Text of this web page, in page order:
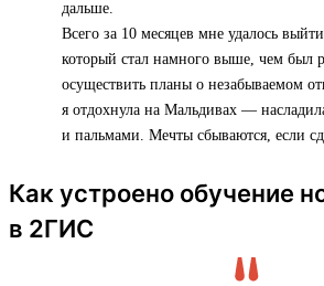
дальше.
Всего за 10 месяцев мне удалось
который стал намного выше, чем был
осуществить планы о незабываемом
я отдохнула на Мальдивах —
и пальмами. Мечты сбываются, если
Как устроено обучение
в 2ГИС